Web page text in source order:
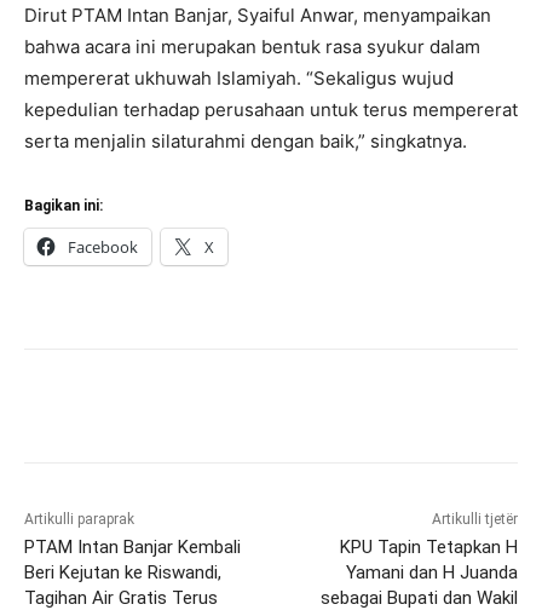
Dirut PTAM Intan Banjar, Syaiful Anwar, menyampaikan
bahwa acara ini merupakan bentuk rasa syukur dalam
mempererat ukhuwah Islamiyah. “Sekaligus wujud
kepedulian terhadap perusahaan untuk terus mempererat
serta menjalin silaturahmi dengan baik,” singkatnya.
Bagikan ini:
Facebook X
Artikulli paraprak
PTAM Intan Banjar Kembali
Beri Kejutan ke Riswandi,
Tagihan Air Gratis Terus
Artikulli tjetër
KPU Tapin Tetapkan H
Yamani dan H Juanda
sebagai Bupati dan Wakil